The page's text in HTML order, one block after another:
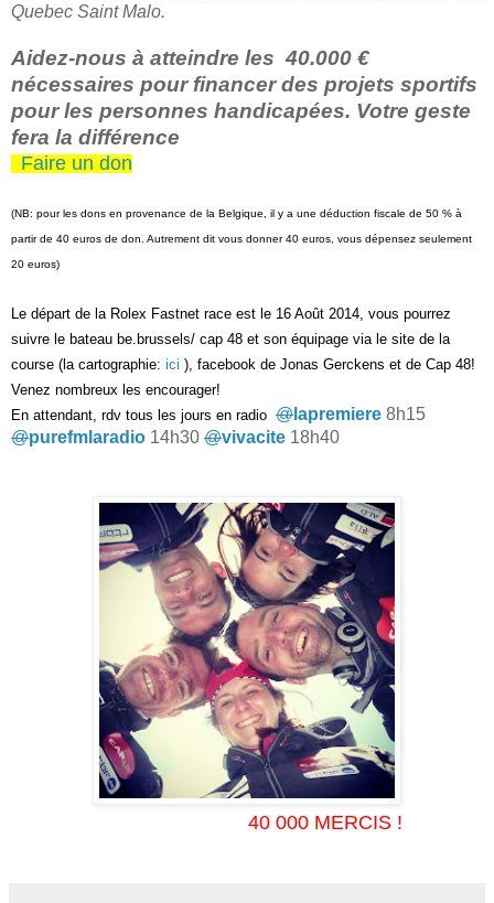
Quebec Saint Malo.
Aidez-nous à atteindre les 40.000 €
nécessaires pour financer des projets sportifs
pour les personnes handicapées. Votre geste
fera la différence
Faire un don
(NB: pour les dons en provenance de la Belgique, il y a une déduction fiscale de 50 % à
partir de 40 euros de don. Autrement dit vous donner 40 euros, vous dépensez seulement
20 euros)
Le départ de la Rolex Fastnet race est le 16 Août 2014, vous pourrez
suivre le bateau be.brussels/ cap 48 et son équipage via le site de la
course (la cartographie: ici ), facebook de Jonas Gerckens et de Cap 48!
Venez nombreux les encourager!
En attendant, rdv tous les jours en radio @ lapremiere 8h15
@purefmlaradio 14h30 @vivacite 18h40
40 000 MERCIS !